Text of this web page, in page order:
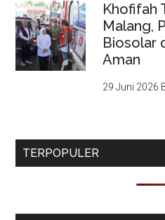
Khofifah
Malang,
Biosolar
Aman
29 Juni 2026
TERPOPULER